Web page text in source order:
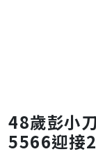
48歲彭小
5566迎接